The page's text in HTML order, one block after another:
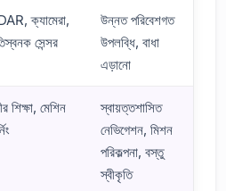
ক্যামেরা,
সেন্সর
উন্নত পরিবেশগত
উপলব্ধি, বাধা
এড়ানো
শিক্ষা, মেশিন
স্বায়ত্তশাসিত
নেভিগেশন, মিশন
পরিকল্পনা, বস্তু
স্বীকৃতি